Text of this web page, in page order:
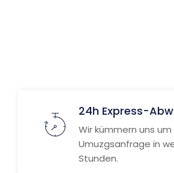
24h Express-
Wir kümmern uns um
Umuzgsanfrage in
Stunden.